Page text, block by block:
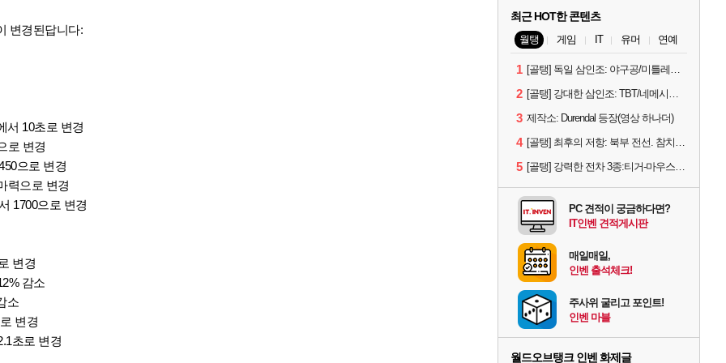
변경된답니다:
서 10초로 변경
로 변경
으로 변경
력으로 변경
1700으로 변경
변경
감소
소
변경
초로 변경
최근 HOT한 콘텐츠
월탱 게임 IT 유머 연예
1 [골탱] 독일 삼인조: 야구공/미틀레러/예거
2 [골탱] 강대한 삼인조: TBT/네메시스/LT-432
3 제작소: Durendal 등장(영상 하나더)
4 [골탱] 최후의 저항: 북부 전선. 참치캔 등
5 [골탱] 강력한 전차 3종:티거-마우스/콘트라딕셔스/스트릿식사
PC 견적이 궁금하다면?
IT인벤 견적게시판
매일매일,
인벤 출석체크!
주사위 굴리고 포인트!
인벤 마블
월드오브탱크 인벤 화제글